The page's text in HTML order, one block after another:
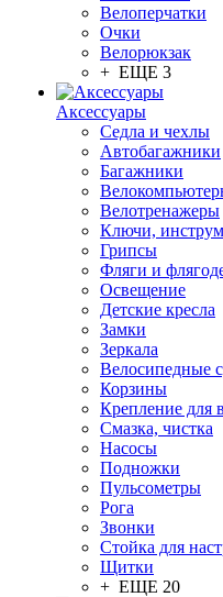
Велоперчатки
Очки
Велорюкзак
+ ЕЩЕ 3
Аксессуары
Седла и чехлы
Автобагажники
Багажники
Велотренажеры
Ключи,
Грипсы
Фляги и
Освещение
Детские кресла
Замки
Зеркала
Велосипедные
Корзины
Крепление для
Смазка, чистка
Насосы
Подножки
Пульсометры
Рога
Звонки
Стойка для
Щитки
+ ЕЩЕ 20